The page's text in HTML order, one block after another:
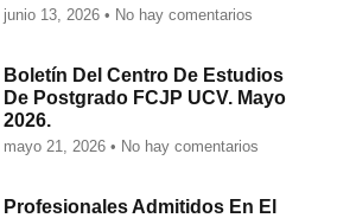
junio 13, 2026 No hay comentarios
Boletín Del Centro De Estudios
De Postgrado FCJP UCV. Mayo
2026.
mayo 21, 2026 No hay comentarios
Profesionales Admitidos En El